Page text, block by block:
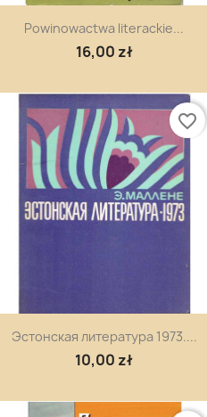
Szybki podgląd
Powinowactwa literackie...
16,00 zł
Szybki podgląd
Эстонская литература 1973....
10,00 zł
favorite_border